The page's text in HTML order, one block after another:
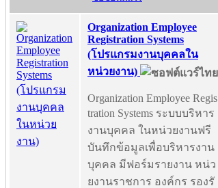
Organization Employee
Registration Systems
(โปรแกรมงานบุคคลใน
หน่วยงาน)
Organization Employee Regis
tration Systems ระบบบริหาร
งานบุคคล ในหน่วยงานฟรี
บันทึกข้อมูลเพื่อบริหารงาน
บุคคล มีฟอร์มรายงาน หน่ว
ยงานราชการ องค์กร รองรั